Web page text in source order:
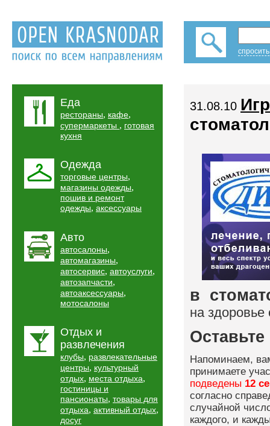
Еда
рестораны, кафе,
супермаркеты , готовая
кухня
Одежда
торговые центры,
магазины одежды,
пошив и ремонт
одежды, аксессуары
Авто
автосалоны,
автомагазины,
автосервис, автоуслуги,
автозапчасти,
автоаксессуары,
мотосалоны
Отдых и
развлечения
клубы, развлекательные
центры, культурный
отдых, места отдыха,
гостиницы и
пансионаты, товары для
отдыха, активный отдых,
досуг
31.08.10
в
на
Напоминаем,
принимаете
подведены 12
согласно
случайной
каждого, и